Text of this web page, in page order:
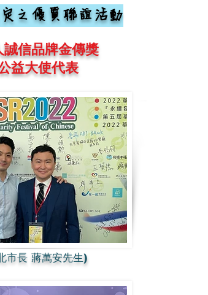
誠信品牌金傳獎
益大使代表
市長 蔣萬安先生)
之優質聯誼活動